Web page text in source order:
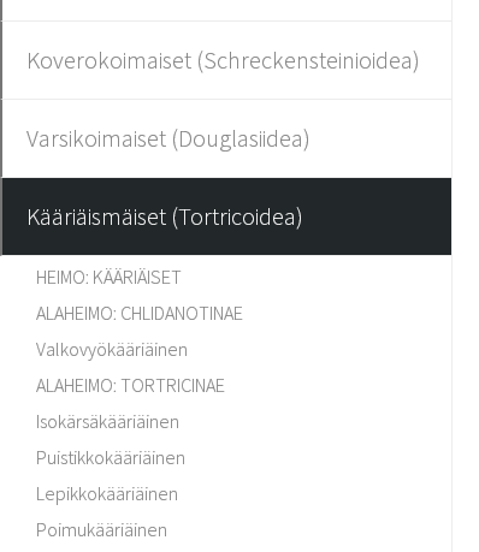
Koverokoimaiset (Schreckensteinioidea)
Varsikoimaiset (Douglasiidea)
Kääriäismäiset (Tortricoidea)
HEIMO: KÄÄRIÄISET
ALAHEIMO: CHLIDANOTINAE
Valkovyökääriäinen
ALAHEIMO: TORTRICINAE
Isokärsäkääriäinen
Puistikkokääriäinen
Lepikkokääriäinen
Poimukääriäinen